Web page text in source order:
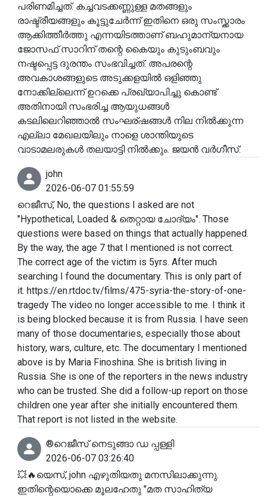
പരിണമിച്ചത്. കച്ചവടക്കണ്ണുള്ള മതങ്ങളും
രാഷ്ട്രീയങ്ങളും കൂട്ടുചേർന്ന് ഇതിനെ ഒരു സംസ്ക്കാരം
ആക്കിത്തീർത്തു എന്നയിടത്താണ് ബഹുമാന്യനായ
ജോസഫ് സാറിന് തന്റെ കൈയും കുടുംബവും
നഷ്ടപ്പെട്ട ദുരന്തം സംഭവിച്ചത്. അപരന്റെ
അവകാശങ്ങളുടെ അടുക്കളയിൽ ഒളിഞ്ഞു
നോക്കില്ലെന്ന് ഉറക്കെ പ്രഖ്യാപിച്ചു കൊണ്ട്
അതിനായി സംഭരിച്ച ആയുധങ്ങൾ
കടലിലെറിഞ്ഞാൽ സംഘര്ഷങ്ങൾ നില നിൽക്കുന്ന
എല്ലാ മേഖലയിലും നാളെ ശാന്തിയുടെ
വാടാമലരുകൾ തലയാട്ടി നിൽക്കും. ജയൻ വർഗീസ്.
john
2026-06-07 01:55:59
റെജീസ്, No, the questions I asked are not
"Hypothetical, Loaded & തെറ്റായ ചോദ്യം". Those
questions were based on things that actually happened.
By the way, the age 7 that I mentioned is not correct.
The correct age of the victim is 5yrs. After much
searching I found the documentary. This is only part of
it. https://en.rtdoc.tv/films/475-syria-the-story-of-one-
tragedy The video no longer accessible to me. I think it
is being blocked because it is from Russia. I have seen
many of those documentaries, especially those about
history, wars, culture, etc. The documentary I mentioned
above is by Maria Finoshina. She is british living in
Russia. She is one of the reporters in the news industry
who can be trusted. She did a follow-up report on those
children one year after she initially encountered them.
That report is not listed in the website.
®️റെജീസ് നെടുങ്ങാ ഡ പ്പള്ളി
2026-06-07 03:26:40
💥🔥യെസ്, john എഴുതിയതു മനസിലാക്കുന്നു.
ഇതിന്റെയൊക്കെ മൂലഹേതു "മത സാഹിത്യ